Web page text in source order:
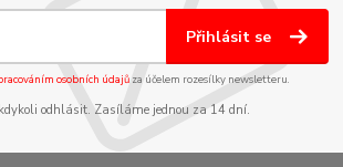
Přihlásit se
osobních údajůza účelem rozesílky newsletteru.
odhlásit. Zasíláme jednou za 14 dní.